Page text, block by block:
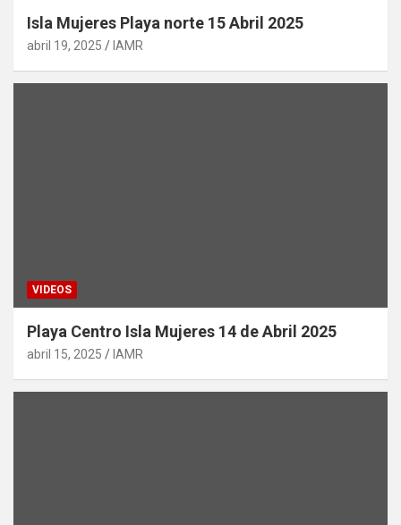
Isla Mujeres Playa norte 15 Abril 2025
abril 19, 2025 IAMR
VIDEOS
Playa Centro Isla Mujeres 14 de Abril 2025
abril 15, 2025 IAMR